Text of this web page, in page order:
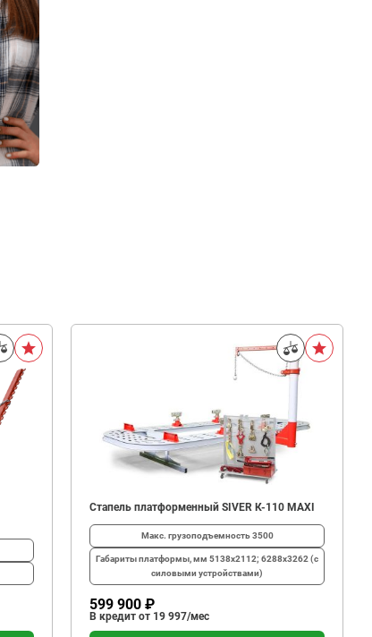
Стапель платформенный SIVER К-110 MAXI
Макс. грузоподъемность3500
Габариты платформы, мм 5138х2112; 6288х3262 (с
силовыми устройствами)
599 900 ₽
В кредит от 19 997/мес